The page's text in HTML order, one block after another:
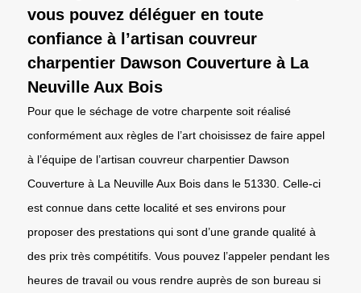
vous pouvez déléguer en toute
confiance à l’artisan couvreur
charpentier Dawson Couverture à La
Neuville Aux Bois
Pour que le séchage de votre charpente soit réalisé
conformément aux règles de l’art choisissez de faire appel
à l’équipe de l’artisan couvreur charpentier Dawson
Couverture à La Neuville Aux Bois dans le 51330. Celle-ci
est connue dans cette localité et ses environs pour
proposer des prestations qui sont d’une grande qualité à
des prix très compétitifs. Vous pouvez l’appeler pendant les
heures de travail ou vous rendre auprès de son bureau si